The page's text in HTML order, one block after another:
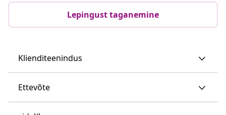
Lepingust taganemine
Klienditeenindus
Ettevõte